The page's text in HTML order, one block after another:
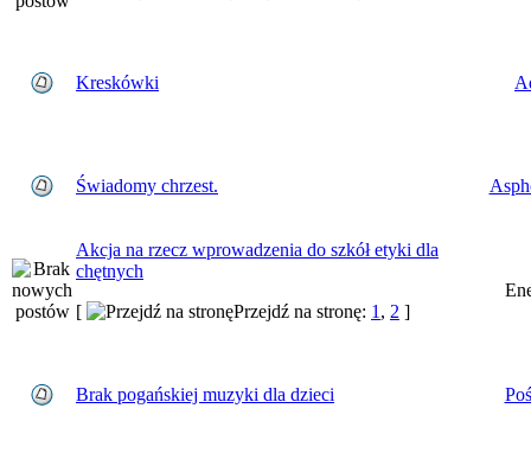
Kreskówki
Świadomy chrzest.
Akcja na rzecz wprowadzenia do szkół etyki dla
chętnych
[
Przejdź na stronę: 1 , 2 ]
Brak pogańskiej muzyki dla dzieci